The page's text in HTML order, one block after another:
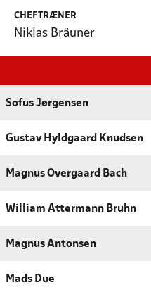
CHEFTRÆNER
Niklas Bräuner
Sofus Jørgensen
Gustav Hyldgaard Knudsen
Magnus Overgaard Bach
William Attermann Bruhn
Magnus Antonsen
Mads Due